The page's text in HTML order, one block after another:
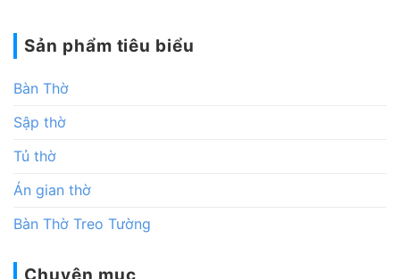
Sản phẩm tiêu biểu
Bàn Thờ
Sập thờ
Tủ thờ
Án gian thờ
Bàn Thờ Treo Tường